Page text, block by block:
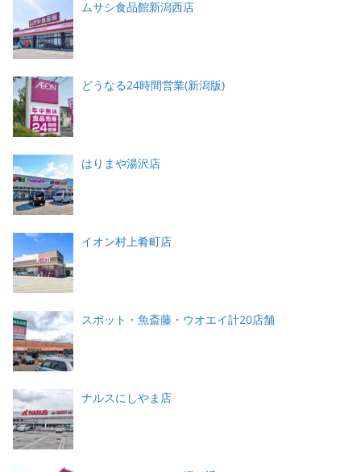
ムサシ食品館新潟西店
どうなる24時間営業(新潟版)
はりまや湯沢店
イオン村上肴町店
スポット・魚斎藤・ウオエイ計20店舗
ナルスにしやま店